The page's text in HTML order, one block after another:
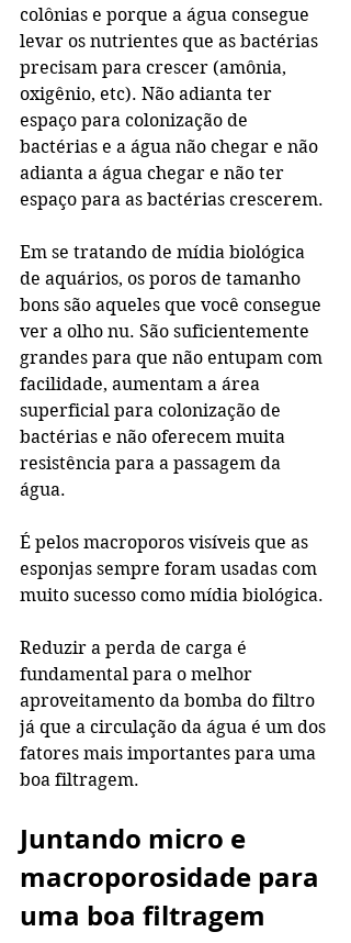
colônias e porque a água consegue
levar os nutrientes que as bactérias
precisam para crescer (amônia,
oxigênio, etc). Não adianta ter
espaço para colonização de
bactérias e a água não chegar e não
adianta a água chegar e não ter
espaço para as bactérias crescerem.
Em se tratando de mídia biológica
de aquários, os poros de tamanho
bons são aqueles que você consegue
ver a olho nu. São suficientemente
grandes para que não entupam com
facilidade, aumentam a área
superficial para colonização de
bactérias e não oferecem muita
resistência para a passagem da
água.
É pelos macroporos visíveis que as
esponjas sempre foram usadas com
muito sucesso como mídia biológica.
Reduzir a perda de carga é
fundamental para o melhor
aproveitamento da bomba do filtro
já que a circulação da água é um dos
fatores mais importantes para uma
boa filtragem.
Juntando micro e
macroporosidade para
uma boa filtragem